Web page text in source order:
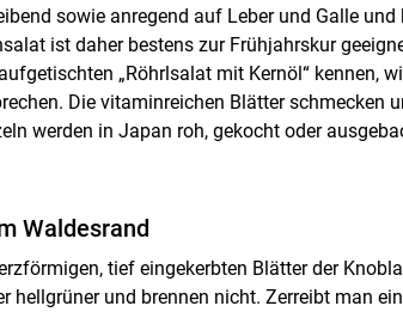
sowie anregend auf Leber und Galle
ist daher bestens zur Frühjahrskur
„Röhrlsalat mit Kernöl“ kennen,
Die vitaminreichen Blätter schmecken
werden in Japan roh, gekocht oder
Waldesrand
tief eingekerbten Blätter der
hellgrüner und brennen nicht. Zerreibt man